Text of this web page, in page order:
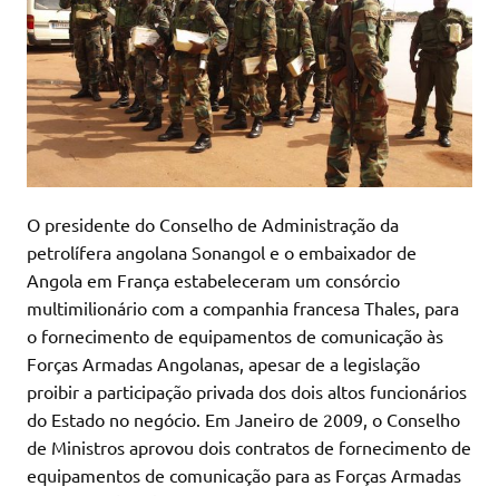
O presidente do Conselho de Administração da
petrolífera angolana Sonangol e o embaixador de
Angola em França estabeleceram um consórcio
multimilionário com a companhia francesa Thales, para
o fornecimento de equipamentos de comunicação às
Forças Armadas Angolanas, apesar de a legislação
proibir a participação privada dos dois altos funcionários
do Estado no negócio. Em Janeiro de 2009, o Conselho
de Ministros aprovou dois contratos de fornecimento de
equipamentos de comunicação para as Forças Armadas